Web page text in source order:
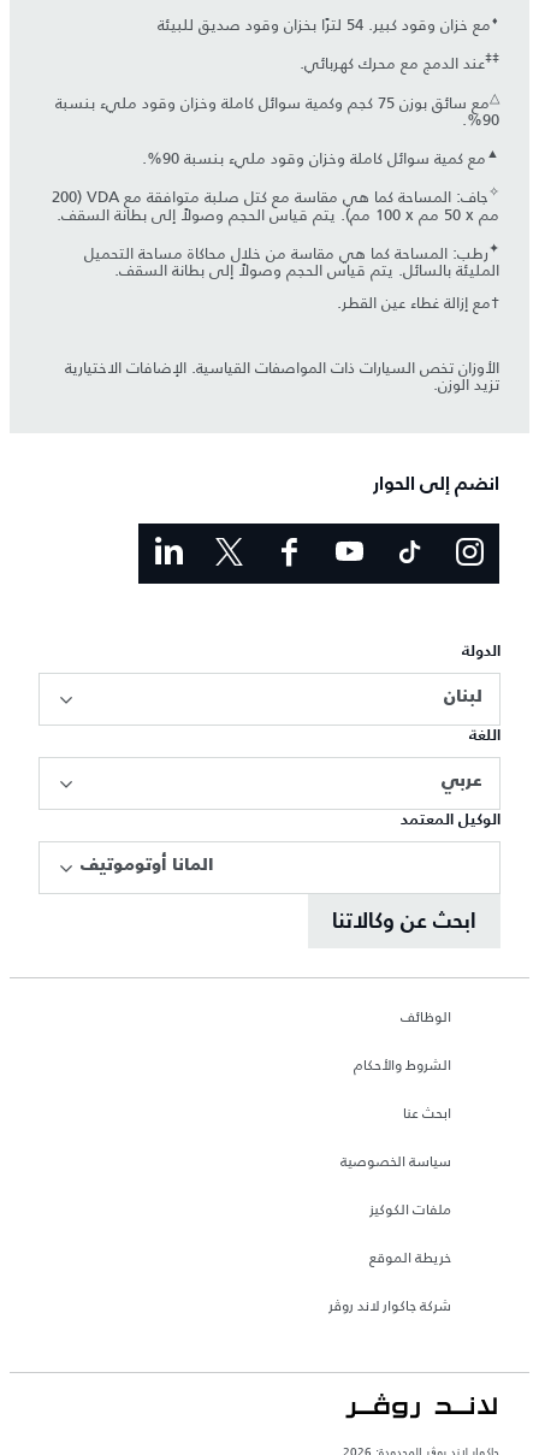
⬧مع خزان وقود كبير. 54 لترًا بخزان وقود صديق للبيئة
‡‡عند الدمج مع محرك كهربائي.
△ مع سائق بوزن 75 كجم وكمية سوائل كاملة وخزان وقود مليء بنسبة
90%.
▲مع كمية سوائل كاملة وخزان وقود مليء بنسبة 90%.
✧ جاف: المساحة كما هي مقاسة مع كتل صلبة متوافقة مع VDA (‏200
مم x ‏50 مم x ‏100 مم). يتم قياس الحجم وصولاً إلى بطانة السقف.
✦رطب: المساحة كما هي مقاسة من خلال محاكاة مساحة التحميل
المليئة بالسائل. يتم قياس الحجم وصولاً إلى بطانة السقف.
†مع إزالة غطاء عين القطر.
الأوزان تخص السيارات ذات المواصفات القياسية. الإضافات الاختيارية
تزيد الوزن.
انضم إلى الحوار
الدولة
لبنان
اللغة
عربي
الوكيل المعتمد
المانا أوتوموتيف
ابحث عن وكالاتنا
الوظائف
الشروط والأحكام
ابحث عنا
سياسة الخصوصية
ملفات الكوكيز
خريطة الموقع
شركة جاكوار لاند روڤر